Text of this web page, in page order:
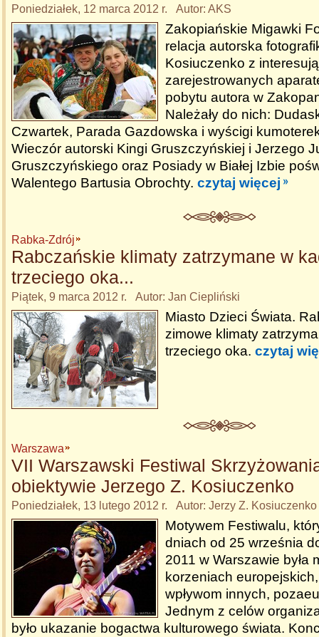
Poniedziałek, 12 marca 2012 r. Autor: AKS
Zakopiańskie Migawki
relacja autorska
Kosiuczenko z
zarejestrowanych
pobytu autora w
Należały do nich:
Czwartek, Parada Gazdowska i wyścigi
Wieczór autorski Kingi Gruszczyńskiej i Jerzego
Gruszczyńskiego oraz Posiady w Białej Izbie
Walentego Bartusia Obrochty. czytaj więcej
Rabka-Zdrój
Rabczańskie klimaty zatrzymane w
trzeciego oka...
Piątek, 9 marca 2012 r. Autor: Jan Ciepliński
Miasto Dzieci Świata.
zimowe klimaty
trzeciego oka. czytaj
Warszawa
VII Warszawski Festiwal
obiektywie Jerzego Z. Kosiuczenko
Poniedziałek, 13 lutego 2012 r. Autor: Jerzy Z. Kosiuczenko
Motywem Festiwalu,
dniach od 25 września
2011 w Warszawie była
korzeniach
wpływom innych,
Jednym z celów
było ukazanie bogactwa kulturowego świata.